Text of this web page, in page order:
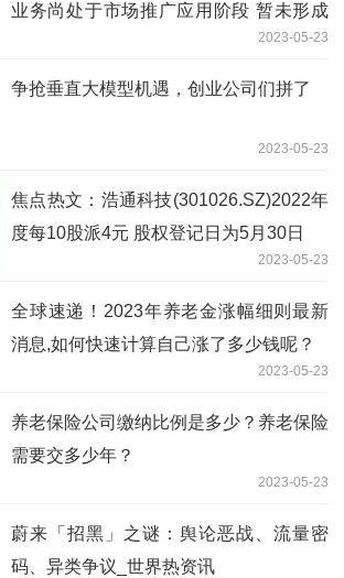
业务尚处于市场推广应用阶段 暂未形成
2023-05-23
争抢垂直大模型机遇，创业公司们拼了
2023-05-23
焦点热文：浩通科技(301026.SZ)2022年
度每10股派4元 股权登记日为5月30日
2023-05-23
全球速递！2023年养老金涨幅细则最新
消息,如何快速计算自己涨了多少钱呢？
2023-05-23
养老保险公司缴纳比例是多少？养老保险
需要交多少年？
2023-05-23
蔚来「招黑」之谜：舆论恶战、流量密
码、异类争议_世界热资讯